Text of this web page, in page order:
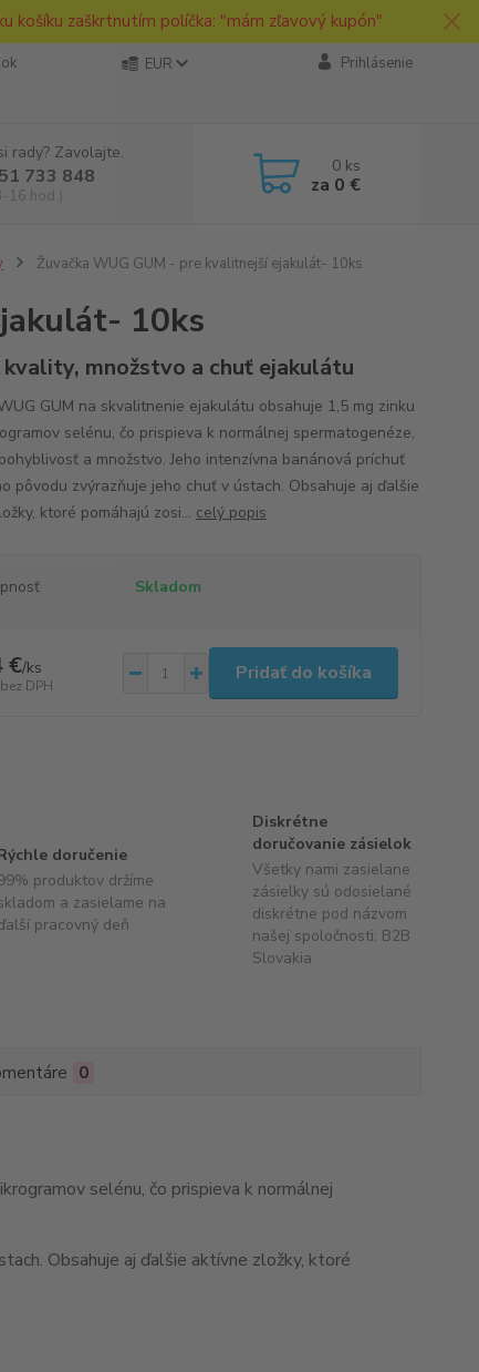
košíku zaškrtnutím políčka: "mám zľavový kupón"
EUR Prihlásenie
rady? Zavolajte.
733 848
16 hod.)
0 ks
za 0 €
Žuvačka WUG GUM - pre kvalitnejší ejakulát- 10ks
10ks
množstvo a chuť ejakulátu
GUM na skvalitnenie ejakulátu obsahuje 1,5 mg zinku
selénu, čo prispieva k normálnej spermatogenéze,
a množstvo. Jeho intenzívna banánová príchuť
pôvodu zvýrazňuje jeho chuť v ústach. Obsahuje aj ďalšie
ktoré pomáhajú zosi... celý popis
Skladom
€/ks
bez DPH
Pridať do košíka
doručenie
produktov držíme
a zasielame na
pracovný deň
Diskrétne
doručovanie zásielok
Všetky nami zasielane
zásielky sú odosielané
diskrétne pod názvom
našej spoločnosti: B2B
Slovakia
0
selénu, čo prispieva k normálnej
Obsahuje aj ďalšie aktívne zložky, ktoré